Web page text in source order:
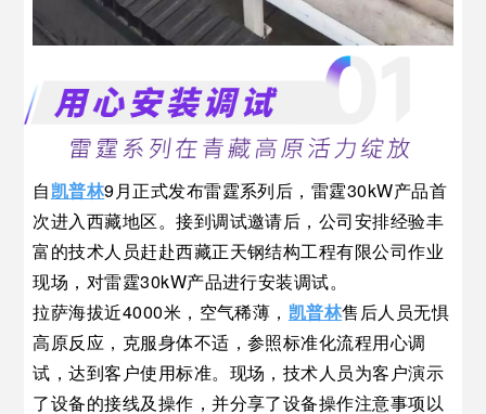
自凯普林9月正式发布雷霆系列后，雷霆30kW产品首
次进入西藏地区。接到调试邀请后，公司安排经验丰
富的技术人员赶赴西藏正天钢结构工程有限公司作业
现场，对雷霆30kW产品进行安装调试。
拉萨海拔近4000米，空气稀薄， 凯普林售后人员无惧
高原反应，克服身体不适，参照标准化流程用心调
试，达到客户使用标准。现场，技术人员为客户演示
了设备的接线及操作，并分享了设备操作注意事项以